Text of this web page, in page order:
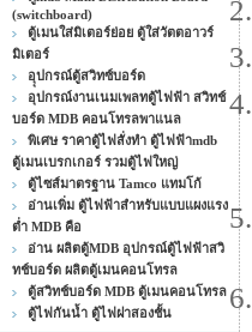
(switchboard)
ตู้เมนใส่มิเตอร์ย่อย ตู้ใส่วัตตอาวร์
มิเตอร์
อุุปกรณ์ตู้สวิทซ์บอร์ด
อุปกรณ์งานเนมเพลทตู้ไฟฟ้า สวิทช์
บอร์ด MDB คอนโทรลพาแนล
พิเศษ ราคาตู้ไฟสั่งทำ ตู้ไฟฟ้าmdb
ตู้เมนเบรกเกอร์ รวมตู้ไฟใหญ่
ตู้ไซส์มาตรฐาน Tamco แทมโก้
อ่านเพิ่ม ตู้ไฟฟ้าสำหรับแบบแผงแรง
ต่ำ MDB คือ
อ่าน ผลิตตู้MDB อุปกรณ์ตู้ไฟฟ้าสวิ
ทช์บอร์ด ผลิตตู้เมนคอนโทรล
ตู้สวิทช์บอร์ด MDB ตู้เมนคอนโทรล
ตู้ไฟกันน้ำ ตู้ไฟฝาสองชั้น
2.
3.
4.
5.
6.